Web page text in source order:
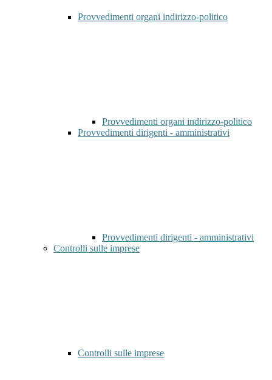
Provvedimenti organi indirizzo-politico
Provvedimenti organi indirizzo-politico
Provvedimenti dirigenti - amministrativi
Provvedimenti dirigenti - amministrativi
Controlli sulle imprese
Controlli sulle imprese